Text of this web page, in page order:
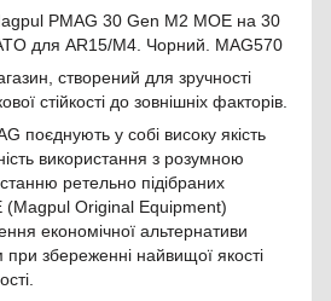
PMAG 30 Gen M2 MOE на 30
для AR15/M4. Чорний. MAG570
створений для зручності
стійкості до зовнішніх факторів.
поєднують у собі високу якість
використання з розумною
ретельно підібраних
(Magpul Original Equipment)
економічної альтернативи
збереженні найвищої якості